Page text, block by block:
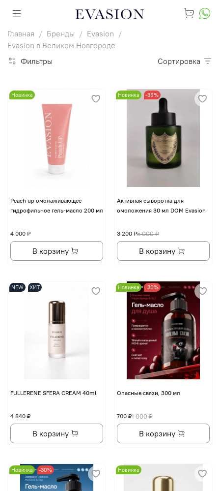
Главная Бренды
Evasion
Evasion в Великом Новгороде
Фильтры
Сортировка
Новинка
Peach up омолаживающее
гидрофильное гель-масло 200 мл
4 000 ₽
В корзину
Новинка -36%
Активная сыворотка для
омоложения 30 мл DOM Evasion
5 000 ₽
3 200 ₽
В корзину
NEW ХИТ
FULLERENE SFERA CREAM 40ml
4 840 ₽
В корзину
Новинка -30%
Опасные связи, 300 мл
1 000 ₽
700 ₽
В корзину
Новинка -30% Новинка